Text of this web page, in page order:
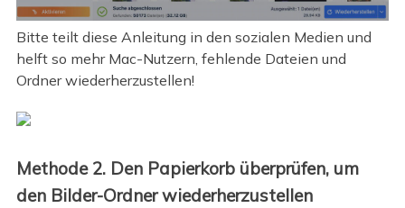
Bitte teilt diese Anleitung in den sozialen Medien und
helft so mehr Mac-Nutzern, fehlende Dateien und
Ordner wiederherzustellen!
Methode 2. Den Papierkorb überprüfen, um
den Bilder-Ordner wiederherzustellen